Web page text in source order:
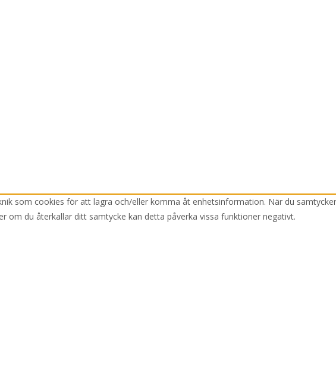
som cookies för att lagra och/eller komma åt enhetsinformation. När du
om du återkallar ditt samtycke kan detta påverka vissa funktioner negativt.